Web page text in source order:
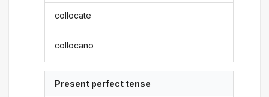
collocate
collocano
Present perfect tense